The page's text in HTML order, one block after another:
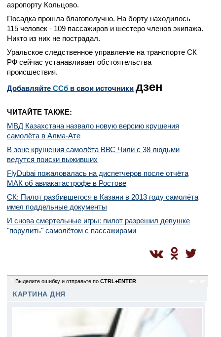
аэропорту Кольцово.
Посадка прошла благополучно. На борту находилось
115 человек - 109 пассажиров и шестеро членов экипажа.
Никто из них не пострадал.
Уральское следственное управление на транспорте СК
РФ сейчас устанавливает обстоятельства
происшествия.
Добавляйте CСб в свои источники дзен
ЧИТАЙТЕ ТАКЖЕ:
МВД Казахстана назвало новую версию крушения
самолёта в Алма-Ате
В зоне крушения самолёта ВВС Чили с 38 людьми
ведутся поиски выживших
FlyDubai пожаловалась на диспетчеров после отчёта
МАК об авиакатастрофе в Ростове
СК: Пилот разбившегося в Казани в 2013 году самолёта
имел поддельные документы
И снова смертельные игры: пилот разрешил девушке
"порулить" самолётом с пассажирами
Выделите ошибку и отправьте по CTRL+ENTER
КАРТИНА ДНЯ